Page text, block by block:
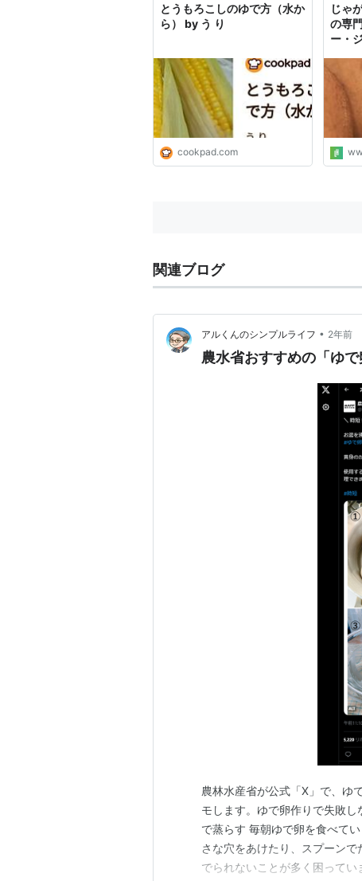
とうもろこしのゆで方（水か
ら） by う り
cookpad.com
じゃ
の専
ー・
関連ブログ
アルくんのシンプルライフ • 2年前
農水省おすすめの「ゆ
農林水産省が公式「X」で、ゆ
モします。ゆで卵作りで失敗
で蒸らす 毎朝ゆで卵を食べて
さな穴をあけたり、スプーン
でられないことが多く困って